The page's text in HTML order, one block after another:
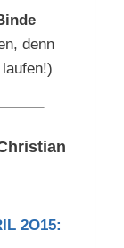
denn
2O15: